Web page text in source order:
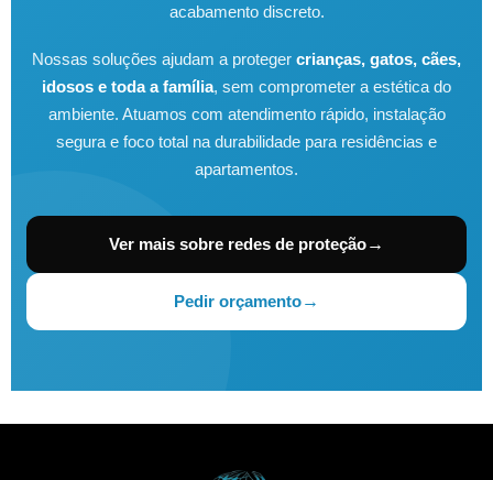
acabamento discreto.
Nossas soluções ajudam a proteger crianças, gatos, cães,
idosos e toda a família, sem comprometer a estética do
ambiente. Atuamos com atendimento rápido, instalação
segura e foco total na durabilidade para residências e
apartamentos.
Ver mais sobre redes de proteção
Pedir orçamento